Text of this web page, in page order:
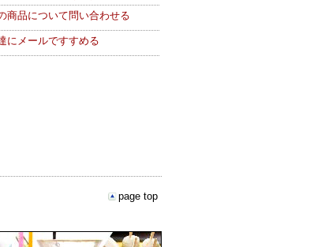
商品について問い合わせる
にメールですすめる
page top